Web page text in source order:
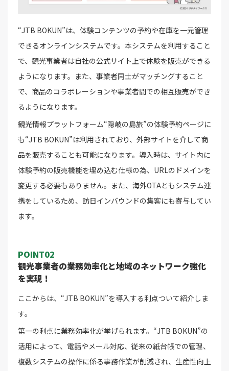
“JTB BOKUN”は、体験コンテンツの予約や在庫を一元管理
できるオンラインシステムです。本システムを利用すること
で、観光事業者は自社の公式サイト上で体験を販売ができる
ようになります。また、事業者同士がマッチングすること
で、商品のコラボレーションや事業者間での相互販売ができ
るようになります。
観光情報プラットフォーム“隠岐の島旅”の体験予約ページに
も“JTB BOKUN”は利用されており、外部サイトを介して商
品を販売することも可能になります。導入時は、サイト内に
体験予約の販売機能を埋め込む仕様の為、URLのドメインを
変更する必要もありません。また、海外OTAともシステム連
携をしているため、訪日インバウンドの集客にも寄与してい
ます。
POINT02
観光事業者の業務効率化と地域のネットワーク強化
を実現！
ここからは、“JTB BOKUN”を導入する利点ついて紹介しま
す。
第一の利点に業務効率化が挙げられます。“JTB BOKUN”の
活用によって、電話やメール対応、従来の紙台帳での管理、
複数システムの操作に係る事務作業が削減され、生産性向上